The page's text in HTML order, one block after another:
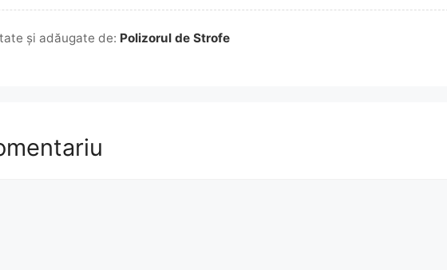
și adăugate de: Polizorul de Strofe